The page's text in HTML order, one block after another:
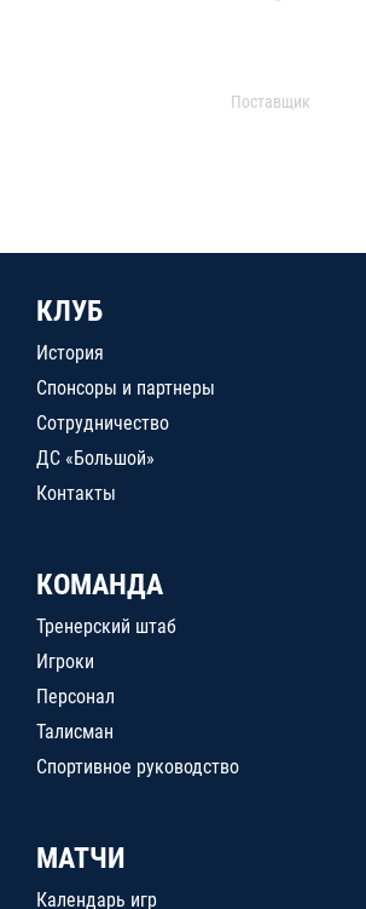
Поставщик
КЛУБ
История
Спонсоры и партнеры
Сотрудничество
ДС «Большой»
Контакты
КОМАНДА
Тренерский штаб
Игроки
Персонал
Талисман
Спортивное руководство
МАТЧИ
Календарь игр